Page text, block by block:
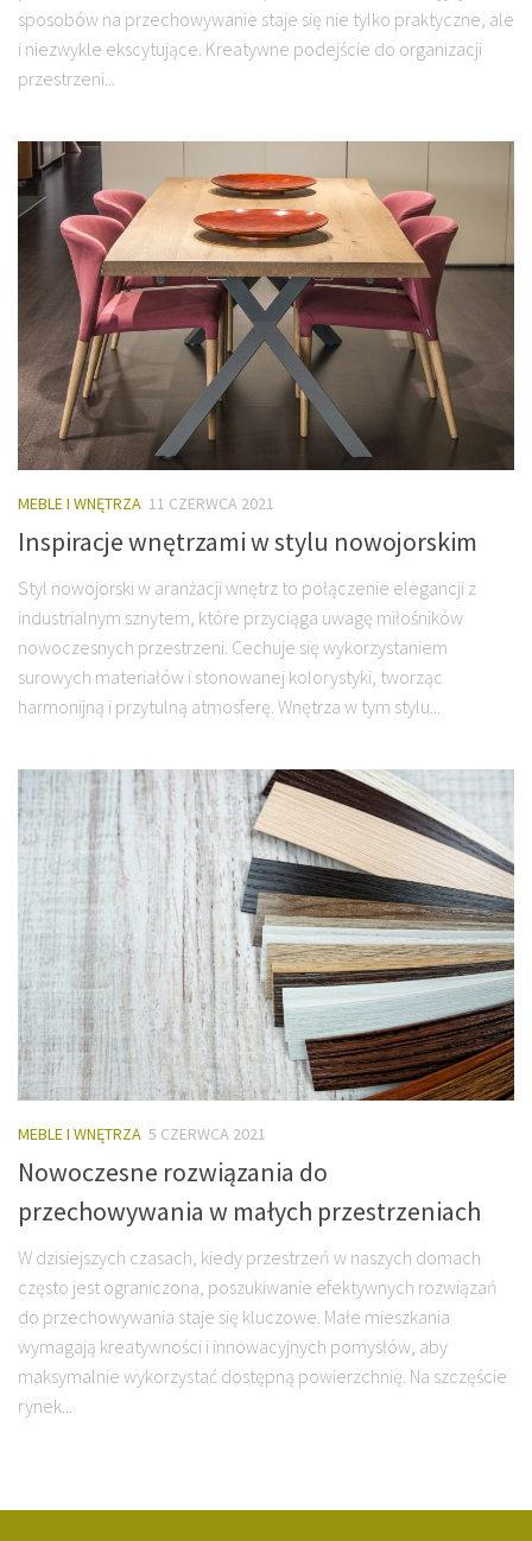
sposobów na przechowywanie staje się nie tylko praktyczne, ale
i niezwykle ekscytujące. Kreatywne podejście do organizacji
przestrzeni...
MEBLE I WNĘTRZA 11 CZERWCA 2021
Inspiracje wnętrzami w stylu nowojorskim
Styl nowojorski w aranżacji wnętrz to połączenie elegancji z
industrialnym sznytem, które przyciąga uwagę miłośników
nowoczesnych przestrzeni. Cechuje się wykorzystaniem
surowych materiałów i stonowanej kolorystyki, tworząc
harmonijną i przytulną atmosferę. Wnętrza w tym stylu...
MEBLE I WNĘTRZA 5 CZERWCA 2021
Nowoczesne rozwiązania do
przechowywania w małych przestrzeniach
W dzisiejszych czasach, kiedy przestrzeń w naszych domach
często jest ograniczona, poszukiwanie efektywnych rozwiązań
do przechowywania staje się kluczowe. Małe mieszkania
wymagają kreatywności i innowacyjnych pomysłów, aby
maksymalnie wykorzystać dostępną powierzchnię. Na szczęście
rynek...